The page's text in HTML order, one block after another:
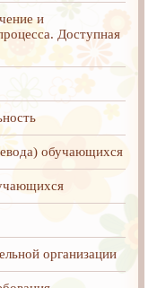
и
Доступная
обучающихся
организации